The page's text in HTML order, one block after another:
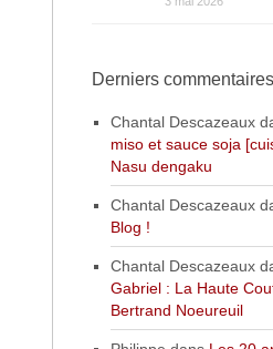
Derniers commentaires
Chantal Descazeaux
miso et sauce soja
Nasu dengaku
Chantal Descazeaux
Blog !
Chantal Descazeaux
Gabriel : La Haute
Bertrand Noeureuil